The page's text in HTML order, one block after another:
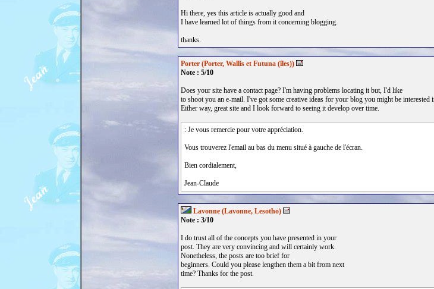
Hi there, yes this article is actually good and
I have learned lot of things from it concerning blogging.
thanks.
Porter (Porter, Wallis et Futuna (îles))
Note : 5/10
Does your site have a contact page? I'm having problems locating it but, I'd like
to shoot you an e-mail. I've got some creative ideas for your blog you might be interested
Either way, great site and I look forward to seeing it develop over time.
: Je vous remercie pour votre appréciation.
Vous trouverez l'email au bas du menu situé à gauche de l'écran.
Bien cordialement,
Jean-Claude
Lavonne (Lavonne, Lesotho)
Note : 3/10
I do trust all of the concepts you have presented in your
post. They are very convincing and will certainly work.
Nonetheless, the posts are too brief for
beginners. Could you please lengthen them a bit from next
time? Thanks for the post.